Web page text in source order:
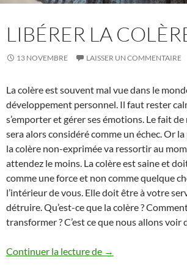
LIBÉRER LA
13 NOVEMBRE LAISSER UN COMMENTAIRE
La colère est souvent mal vue dans le
développement personnel. Il faut rester
s’emporter et gérer ses émotions. Le fait
sera alors considéré comme un échec. Or
la colère non-exprimée va ressortir au
attendez le moins. La colère est saine et
comme une force et non comme quelque
l’intérieur de vous. Elle doit être à votre
détruire. Qu’est-ce que la colère ?
transformer ? C’est ce que nous allons voir
Continuer la lecture de Libérer la colère
→